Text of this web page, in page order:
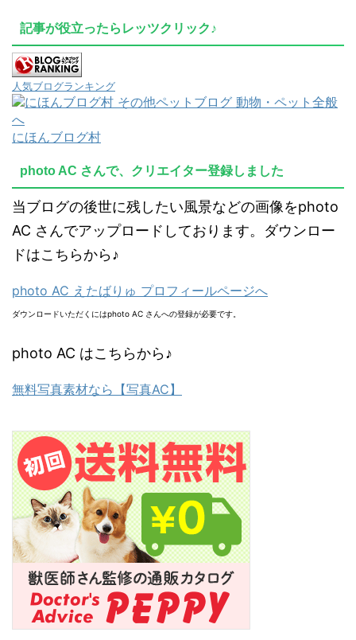
記事が役立ったらレッツクリック♪
人気ブログランキング
にほんブログ村
photo AC さんで、クリエイター登録しました
当ブログの後世に残したい風景などの画像をphoto
AC さんでアップロードしております。ダウンロー
ドはこちらから♪
photo AC えたばりゅ プロフィールページへ
ダウンロードいただくにはphoto AC さんへの登録が必要です。
photo AC はこちらから♪
無料写真素材なら【写真AC】